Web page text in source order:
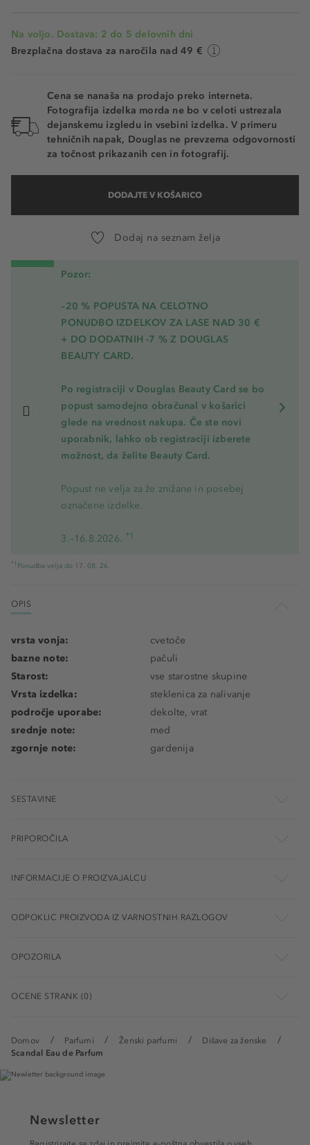
Domov Parfumi Ženski parfumi
Dišave za ženske
Scandal Eau de Parfum
Na voljo. Dostava: 2 do 5 delovnih dni
Brezplačna dostava za naročila nad 49 €
Cena se nanaša na prodajo preko interneta.
Fotografija izdelka morda ne bo v celoti ustrezala
dejanskemu izgledu in vsebini izdelka. V primeru
tehničnih napak, Douglas ne prevzema odgovornosti
za točnost prikazanih cen in fotografij.
DODAJTE V KOŠARICO
Dodaj na seznam želja
Pozor:
–20 % POPUSTA NA CELOTNO
PONUDBO IZDELKOV ZA LASE NAD 30 €
+ DO DODATNIH -7 % Z DOUGLAS
BEAUTY CARD.
Po registraciji v Douglas Beauty Card se bo
popust samodejno obračunal v košarici
glede na vrednost nakupa. Če ste novi
uporabnik, lahko ob registraciji izberete
možnost, da želite Beauty Card.
Popust ne velja za že znižane in posebej
označene izdelke.
3.–16.8.2026. *1
*1 Ponudba velja do 17. 08. 26.
OPIS
vrsta vonja:
cvetoče
bazne note:
pačuli
Starost:
vse starostne skupine
Vrsta izdelka:
steklenica za nalivanje
področje uporabe:
dekolte, vrat
srednje note:
med
zgornje note:
gardenija
SESTAVINE
PRIPOROČILA
INFORMACIJE O PROIZVAJALCU
ODPOKLIC PROIZVODA IZ VARNOSTNIH RAZLOGOV
OPOZORILA
OCENE STRANK (0)
Newsletter